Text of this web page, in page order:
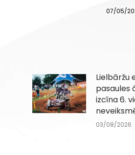
07/05/
Lielbāržu
pasaules
izcīna 6.
03/08/2026